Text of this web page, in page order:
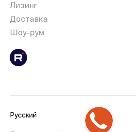
Лизинг
Доставка
Шоу-рум
Русский